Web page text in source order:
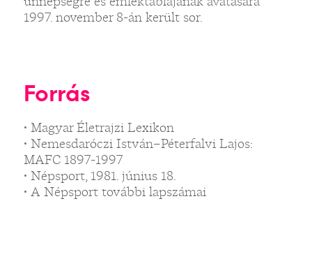
1997. november 8-án került sor.
Forrás
• Magyar Életrajzi Lexikon
• Nemesdaróczi István–Péterfalvi Lajos:
MAFC 1897-1997
• Népsport, 1981. június 18.
• A Népsport további lapszámai